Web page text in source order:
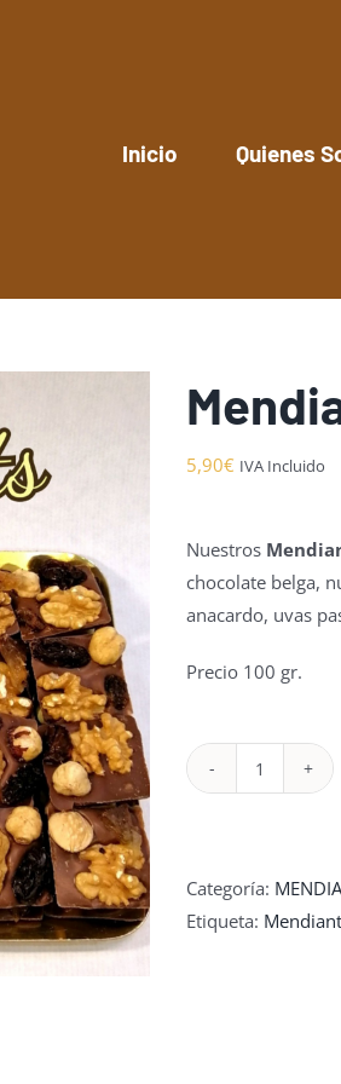
Inicio Quienes
5,90€ IVA Incluido
Nuestros
chocolate belga,
anacardo, uvas
Precio 100 gr.
Mendiants
Categoría:
Etiqueta: